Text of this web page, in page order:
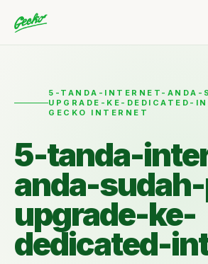
5-TANDA-INTERNET-ANDA-
UPGRADE-KE-DEDICATED-
GECKO INTERNET
5-tanda-
anda-
upgrade-ke-
dedicated-